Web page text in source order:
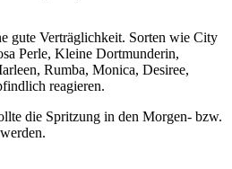
gute Verträglichkeit. Sorten wie City
Perle, Kleine Dortmunderin,
Rumba, Monica, Desiree,
reagieren.
die Spritzung in den Morgen- bzw.